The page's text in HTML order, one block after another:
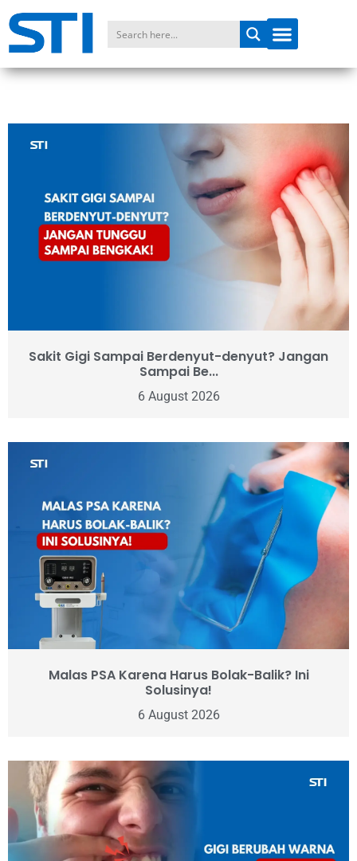
Sakit Gigi Sampai Berdenyut-denyut? Jangan
Sampai Be...
6 August 2026
Malas PSA Karena Harus Bolak-Balik? Ini
Solusinya!
6 August 2026